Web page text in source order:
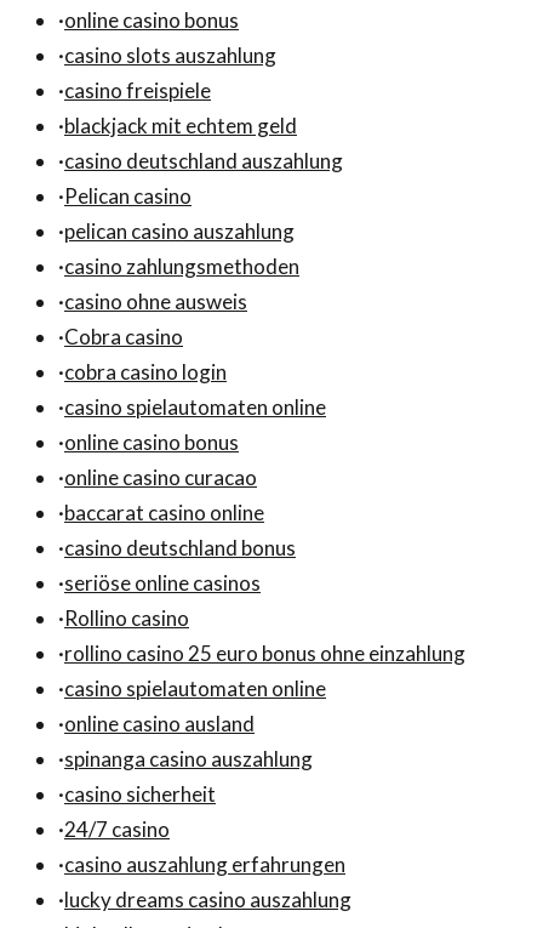
·online casino bonus
·casino slots auszahlung
·casino freispiele
·blackjack mit echtem geld
·casino deutschland auszahlung
·Pelican casino
·pelican casino auszahlung
·casino zahlungsmethoden
·casino ohne ausweis
·Cobra casino
·cobra casino login
·casino spielautomaten online
·online casino bonus
·online casino curacao
·baccarat casino online
·casino deutschland bonus
·seriöse online casinos
·Rollino casino
·rollino casino 25 euro bonus ohne einzahlung
·casino spielautomaten online
·online casino ausland
·spinanga casino auszahlung
·casino sicherheit
·24/7 casino
·casino auszahlung erfahrungen
·lucky dreams casino auszahlung